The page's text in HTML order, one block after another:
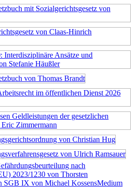
nach
2023/1230 von Thorsten
SGB IX von Michael KossensMedium